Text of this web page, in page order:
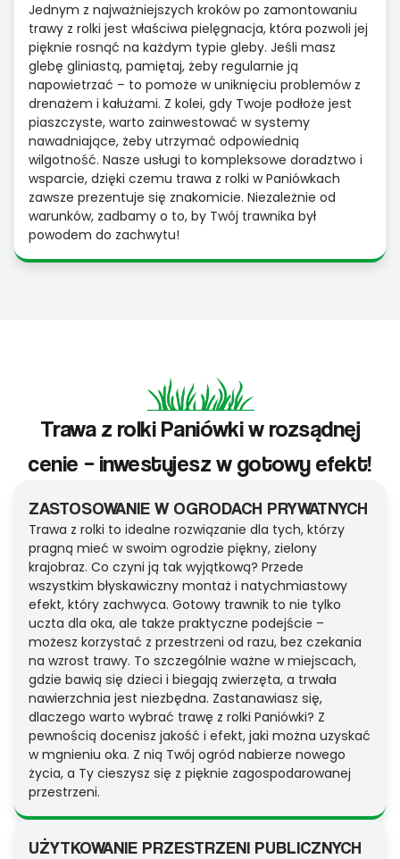
Jednym z najważniejszych kroków po zamontowaniu
trawy z rolki jest właściwa pielęgnacja, która pozwoli jej
pięknie rosnąć na każdym typie gleby. Jeśli masz
glebę gliniastą, pamiętaj, żeby regularnie ją
napowietrzać – to pomoże w uniknięciu problemów z
drenażem i kałużami. Z kolei, gdy Twoje podłoże jest
piaszczyste, warto zainwestować w systemy
nawadniające, żeby utrzymać odpowiednią
wilgotność. Nasze usługi to kompleksowe doradztwo i
wsparcie, dzięki czemu trawa z rolki w Paniówkach
zawsze prezentuje się znakomicie. Niezależnie od
warunków, zadbamy o to, by Twój trawnika był
powodem do zachwytu!
Trawa z rolki Paniówki w rozsądnej
cenie – inwestujesz w gotowy efekt!
ZASTOSOWANIE W OGRODACH PRYWATNYCH
Trawa z rolki to idealne rozwiązanie dla tych, którzy
pragną mieć w swoim ogrodzie piękny, zielony
krajobraz. Co czyni ją tak wyjątkową? Przede
wszystkim błyskawiczny montaż i natychmiastowy
efekt, który zachwyca. Gotowy trawnik to nie tylko
uczta dla oka, ale także praktyczne podejście –
możesz korzystać z przestrzeni od razu, bez czekania
na wzrost trawy. To szczególnie ważne w miejscach,
gdzie bawią się dzieci i biegają zwierzęta, a trwała
nawierzchnia jest niezbędna. Zastanawiasz się,
dlaczego warto wybrać trawę z rolki Paniówki? Z
pewnością docenisz jakość i efekt, jaki można uzyskać
w mgnieniu oka. Z nią Twój ogród nabierze nowego
życia, a Ty cieszysz się z pięknie zagospodarowanej
przestrzeni.
UŻYTKOWANIE PRZESTRZENI PUBLICZNYCH